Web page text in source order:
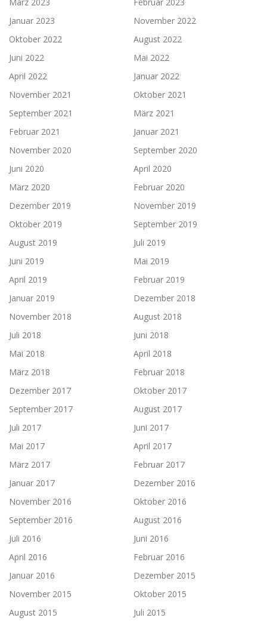
Januar 2023
November 2022
Oktober 2022
August 2022
Juni 2022
Mai 2022
April 2022
Januar 2022
November 2021
Oktober 2021
September 2021
März 2021
Februar 2021
Januar 2021
November 2020
September 2020
Juni 2020
April 2020
März 2020
Februar 2020
Dezember 2019
November 2019
Oktober 2019
September 2019
August 2019
Juli 2019
Juni 2019
Mai 2019
April 2019
Februar 2019
Januar 2019
Dezember 2018
November 2018
August 2018
Juli 2018
Juni 2018
Mai 2018
April 2018
März 2018
Februar 2018
Dezember 2017
Oktober 2017
September 2017
August 2017
Juli 2017
Juni 2017
Mai 2017
April 2017
März 2017
Februar 2017
Januar 2017
Dezember 2016
November 2016
Oktober 2016
September 2016
August 2016
Juli 2016
Juni 2016
April 2016
Februar 2016
Januar 2016
Dezember 2015
November 2015
Oktober 2015
August 2015
Juli 2015